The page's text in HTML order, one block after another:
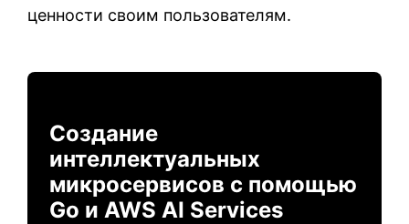
ценности своим пользователям.
Создание
интеллектуальных
микросервисов с помощью
Go и AWS AI Services